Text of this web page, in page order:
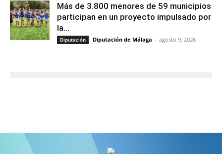
Más de 3.800 menores de 59 municipios
participan en un proyecto impulsado por
la...
Diputación Diputación de Málaga - agosto 9, 2026